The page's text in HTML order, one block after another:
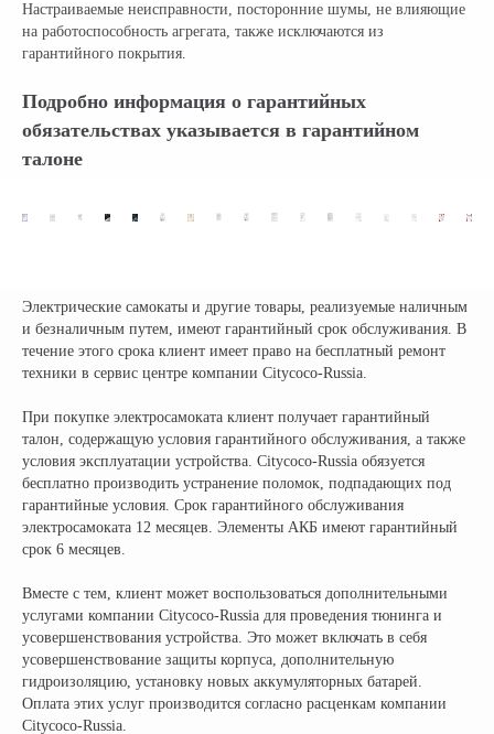
Настраиваемые неисправности, посторонние шумы, не влияющие
на работоспособность агрегата, также исключаются из
гарантийного покрытия.
Подробно информация о гарантийных
обязательствах указывается в гарантийном
талоне
Электрические самокаты и другие товары, реализуемые наличным
и безналичным путем, имеют гарантийный срок обслуживания. В
течение этого срока клиент имеет право на бесплатный ремонт
техники в сервис центре компании Citycoco-Russia.
При покупке электросамоката клиент получает гарантийный
талон, содержащую условия гарантийного обслуживания, а также
условия эксплуатации устройства. Citycoco-Russia обязуется
бесплатно производить устранение поломок, подпадающих под
гарантийные условия. Срок гарантийного обслуживания
электросамоката 12 месяцев. Элементы АКБ имеют гарантийный
срок 6 месяцев.
Вместе с тем, клиент может воспользоваться дополнительными
услугами компании Citycoco-Russia для проведения тюнинга и
усовершенствования устройства. Это может включать в себя
усовершенствование защиты корпуса, дополнительную
гидроизоляцию, установку новых аккумуляторных батарей.
Оплата этих услуг производится согласно расценкам компании
Citycoco-Russia.
Главная
Возврат
Контакты
Блог
Электроскутеры
Электросамокаты
Электровелосипеды
Электроквадроциклы
Грузовые электротрициклы
Электромотоциклы
Аксессуары и
прочие товары
брендов электротранспорта
Гарантия
Доставка
КОМПАНИЯ: РАЗДЕЛЫ КАТАЛОГА: